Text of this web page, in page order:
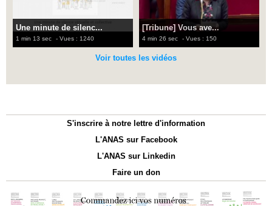
Une minute de silenc...
1 min 13 sec - Vues : 1240
[Tribune] Vous ave...
4 min 26 sec - Vues : 150
Voir toutes les vidéos
S'inscrire à notre lettre d'information
L'ANAS sur Facebook
L'ANAS sur Linkedin
Faire un don